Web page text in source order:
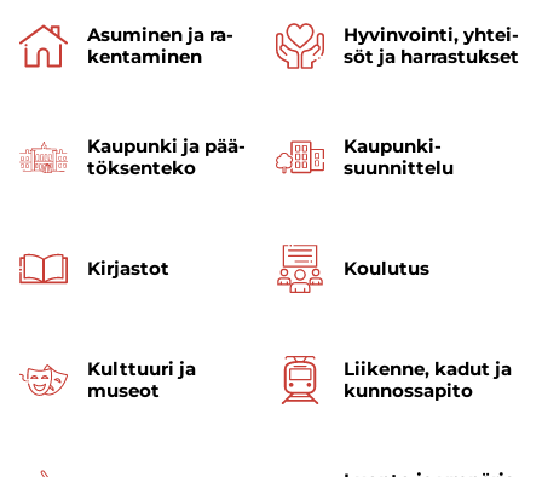
Asu­mi­nen ja ra­
ken­ta­mi­nen
Hy­vin­voin­ti, yh­tei­
söt ja har­ras­tuk­set
Kau­pun­ki ja pää­
tök­sen­te­ko
Kaupunki­
suunnittelu
Kir­jas­tot Kou­lu­tus
Kult­tuu­ri ja
museot
Lii­ken­ne, kadut ja
kun­nos­sa­pi­to